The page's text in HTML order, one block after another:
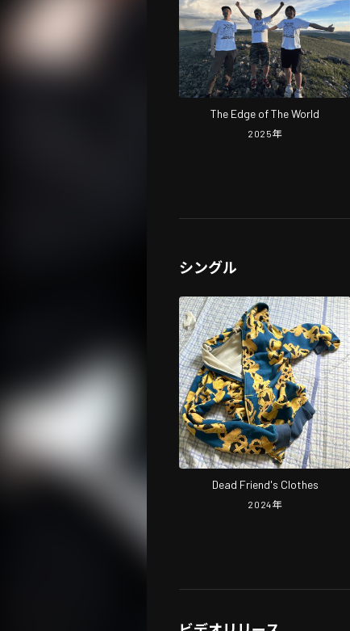
The Edge of The World
2025年
シングル
Dead Friend's Clothes
2024年